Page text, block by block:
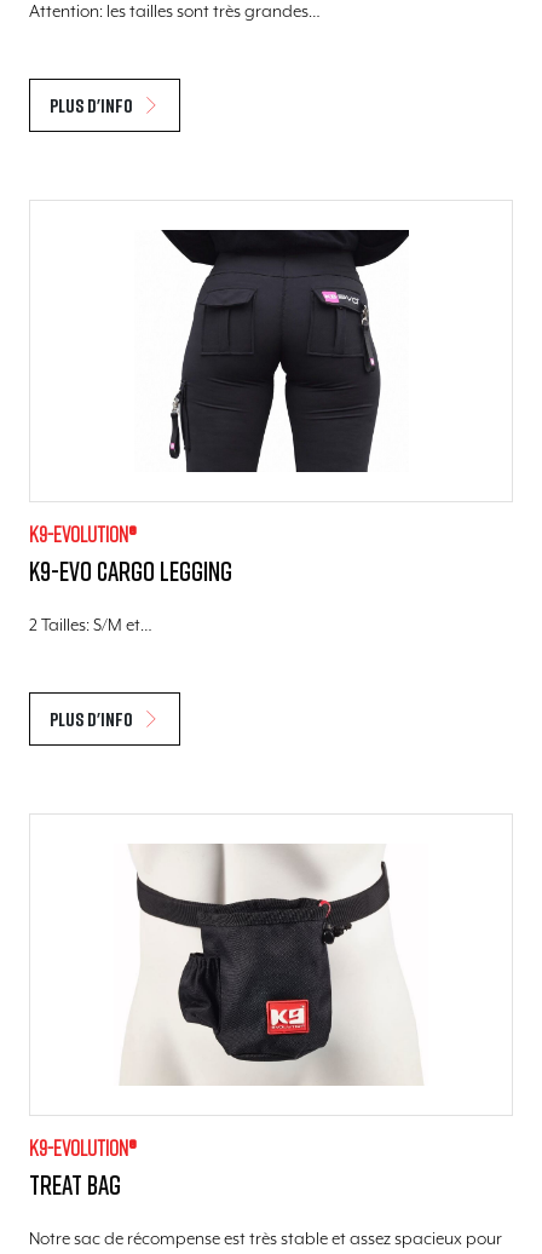
Attention: les tailles sont très grandes…
Plus d'info
K9-evolution®
K9-evo Cargo Legging
2 Tailles: S/M et…
Plus d'info
K9-evolution®
Treat Bag
Notre sac de récompense est très stable et assez spacieux pour